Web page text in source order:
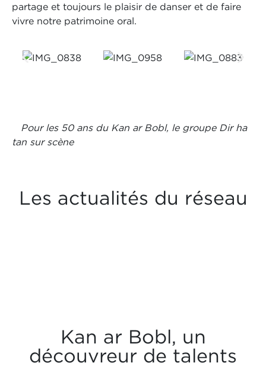
partage et toujours le plaisir de danser et de faire
vivre notre patrimoine oral.
Pour les 50 ans du Kan ar Bobl, le groupe Dir ha
tan sur scène
Les actualités du réseau
Kan ar Bobl, un
découvreur de talents